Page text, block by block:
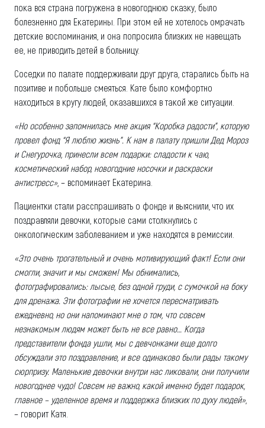
пока вся страна погружена в новогоднюю сказку, было
болезненно для Екатерины. При этом ей не хотелось омрачать
детские воспоминания, и она попросила близких не навещать
ее, не приводить детей в больницу.
Соседки по палате поддерживали друг друга, старались быть на
позитиве и побольше смеяться. Кате было комфортно
находиться в кругу людей, оказавшихся в такой же ситуации.
«Но особенно запомнилась мне акция “Коробка радости”, которую
провел фонд “Я люблю жизнь”. К нам в палату пришли Дед Мороз
и Снегурочка, принесли всем подарки: сладости к чаю,
косметический набор, новогодние носочки и раскраски
антистресс», – вспоминает Екатерина.
Пациентки стали расспрашивать о фонде и выяснили, что их
поздравляли девочки, которые сами столкнулись с
онкологическим заболеванием и уже находятся в ремиссии.
«Это очень трогательный и очень мотивирующий факт! Если они
смогли, значит и мы сможем! Мы обнимались,
фотографировались: лысые, без одной груди, с сумочкой на боку
для дренажа. Эти фотографии не хочется пересматривать
ежедневно, но они напоминают мне о том, что совсем
незнакомым людям может быть не все равно… Когда
представители фонда ушли, мы с девчонками еще долго
обсуждали это поздравление, и все одинаково были рады такому
сюрпризу. Маленькие девочки внутри нас ликовали, они получили
новогоднее чудо! Совсем не важно, какой именно будет подарок,
главное – уделенное время и поддержка близких по духу людей»,
– говорит Катя.